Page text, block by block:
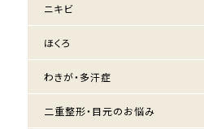
ニキビ
ほくろ
わきが・多汗症
二重整形・目元のお悩み